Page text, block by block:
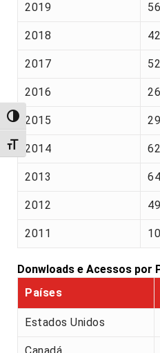
Alternar alto contraste
Alternar tamanho da fonte
2019 56
2018 42
2017 52
2016 26
2015 29
2014 62
2013 64
2012 49
2011
Donwloads e Acessos por
Países
Estados Unidos